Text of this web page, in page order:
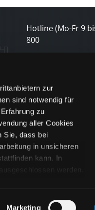
zur
sind notwendig für
zu
aller Cookies
Sie, dass bei
in unsicheren
kann. In
werden.
und ähnlichen
Marketing
Hotline (Mo-Fr 9
800
und keine
jetzt abonnieren